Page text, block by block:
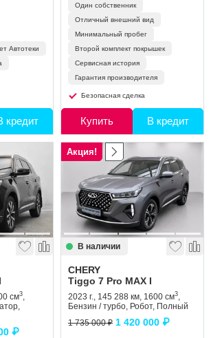
Автотеки
кредит
Один собственник
Отличный внешний вид
Минимальный пробег
Второй комплект покрышек
Сервисная история
Гарантия производителя
Безопасная сделка
Купить В кредит
см3,
₽
Акция!
В наличии
CHERY
Tiggo 7 Pro MAX I
2023 г., 145 288 км, 1600 см3,
Бензин / турбо, Робот, Полный
1 735 000 ₽ 1 420 000 ₽